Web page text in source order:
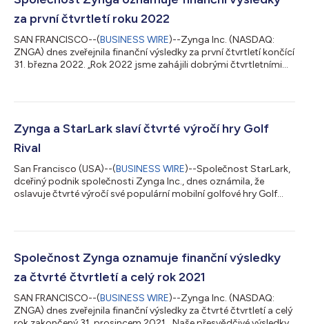
za první čtvrtletí roku 2022
SAN FRANCISCO--(BUSINESS WIRE)--Zynga Inc. (NASDAQ:
ZNGA) dnes zveřejnila finanční výsledky za první čtvrtletí končící
31. března 2022. „Rok 2022 jsme zahájili dobrými čtvrtletními
hyperpřístupných produktů,“ uvedl Frank Gibeau, generální
meziroční růstové strategie včetně online multiplayerových
služeb, vývoje...
Zynga a StarLark slaví čtvrté výročí hry Golf
Rival
San Francisco (USA)--(BUSINESS WIRE)--Společnost StarLark,
dceřiný podnik společnosti Zynga Inc., dnes oznámila, že
oslavuje čtvrté výročí své populární mobilní golfové hry Golf
nárůstu titulu se společnost StarLark dělí o důležité milníky
čtyřletého výročí Hra Golf Rival nabízí příznivcům mobilního
golfu po celém sv...
Společnost Zynga oznamuje finanční výsledky
za čtvrté čtvrtletí a celý rok 2021
SAN FRANCISCO--(BUSINESS WIRE)--Zynga Inc. (NASDAQ:
ZNGA) dnes zveřejnila finanční výsledky za čtvrté čtvrtletí a celý